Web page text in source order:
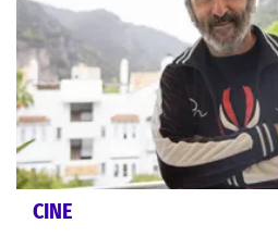
CINE